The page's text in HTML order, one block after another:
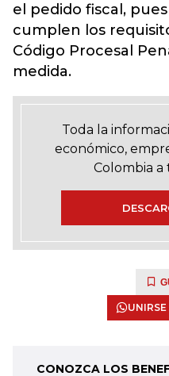
el pedido fiscal,
cumplen los
Código Procesal
medida.
Toda la
económico,
Colombia a
CONOZCA LOS